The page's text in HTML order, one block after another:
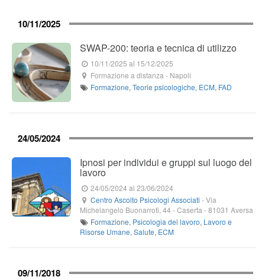
10/11/2025
SWAP-200: teoria e tecnica di utilizzo
10/11/2025 al 15/12/2025
Formazione a distanza - Napoli
Formazione,Teorie psicologiche, ECM, FAD
24/05/2024
Ipnosi per individui e gruppi sul luogo del
lavoro
24/05/2024 al 23/06/2024
Centro Ascolto Psicologi Associati -Via
Michelangelo Buonarroti, 44 - Caserta -81031 Aversa
Formazione, Psicologia del lavoro, Lavoro e
Risorse Umane, Salute, ECM
09/11/2018